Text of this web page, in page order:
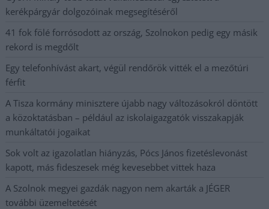
kerékpárgyár dolgozóinak megsegítéséről
41 fok fölé forrósodott az ország, Szolnokon pedig egy másik
rekord is megdőlt
Egy telefonhívást akart, végül rendőrök vitték el a mezőtúri
férfit
A Tisza kormány minisztere újabb nagy változásokról döntött
a közoktatásban – például az iskolaigazgatók visszakapják
munkáltatói jogaikat
Sok volt az igazolatlan hiányzás, Pócs János fizetéslevonást
kapott, más fideszesek még kevesebbet vittek haza
A Szolnok megyei gazdák nagyon nem akarták a JÉGER
további üzemeltetését